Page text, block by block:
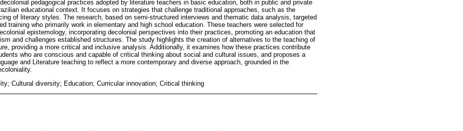
pedagogical practices adopted by literature teachers in basic education, both in public and private
educational context. It focuses on strategies that challenge traditional approaches, such as the
of literary styles. The research, based on semi-structured interviews and thematic data analysis, targeted
training who primarily work in elementary and high school education. These teachers were selected for
epistemology, incorporating decolonial perspectives into their practices, promoting an education that
and challenges established structures. The study highlights the creation of alternatives to the teaching of
providing a more critical and inclusive analysis. Additionally, it examines how these practices contribute
who are conscious and capable of critical thinking about social and cultural issues, and proposes a
and Literature teaching to reflect a more contemporary and diverse approach, grounded in the
Cultural diversity; Education; Curricular innovation; Critical thinking